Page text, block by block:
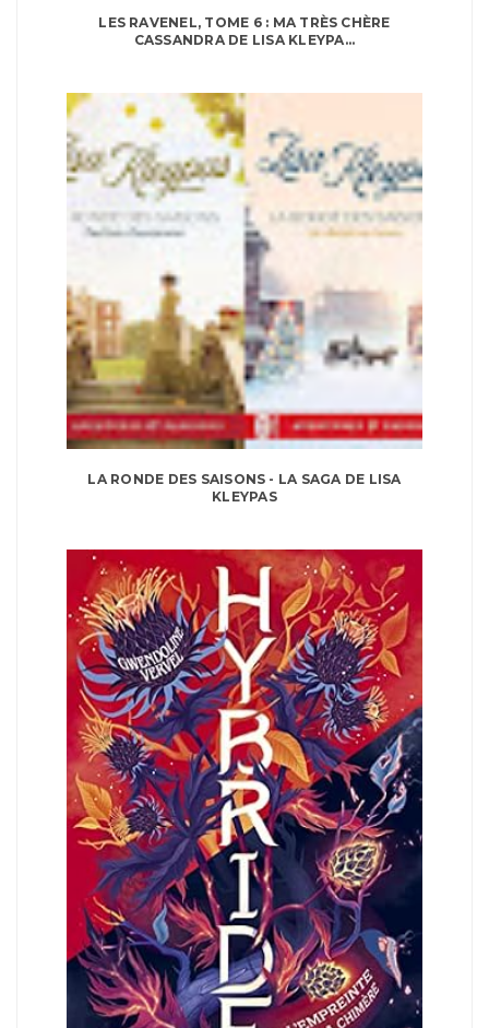
LES RAVENEL, TOME 6 : MA TRÈS CHÈRE
CASSANDRA DE LISA KLEYPA...
LA RONDE DES SAISONS - LA SAGA DE LISA
KLEYPAS